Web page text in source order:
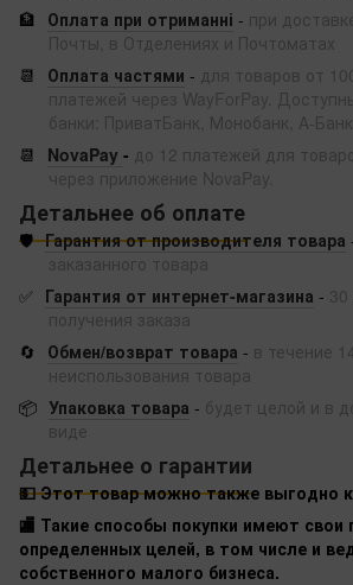
🏦
Оплата при отриманні - при
Почты, в Отделениях и Почтоматах
📆
Оплата частями - для товаров от
платежей через WayForPay.
банки: ПриватБанк, Монобанк, А-
📆
NovaPay - до 12 платежей для
через приложение NovaPay.
Детальнее об оплате
🛡️ Гарантия от производителя товара
заказанного товара
✅ Гарантия от интернет-магазина -
получения заказа
🔄
Обмен/возврат товара - в течение
неиспользования товара
📦 Упаковка товара - будет целой и в
виде
Детальнее о гарантии
💵 Этот товар можно также выгодно
🏬 Такие способы покупки имеют
определенных целей, в том числе и
собственного малого бизнеса.